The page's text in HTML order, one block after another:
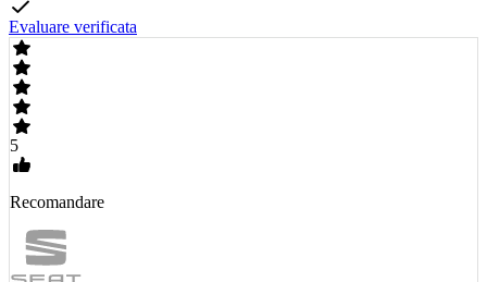
Evaluare verificata
5
Recomandare